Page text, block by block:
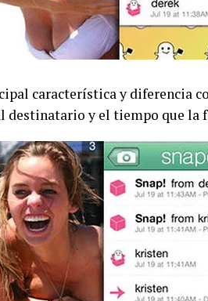
característica y diferencia
destinatario y el tiempo que la